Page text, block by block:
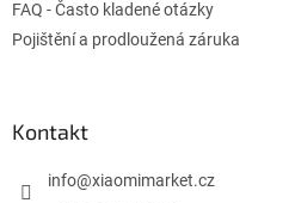
FAQ - Často kladené otázky
Pojištění a prodloužená záruka
Kontakt
info@xiaomimarket.cz